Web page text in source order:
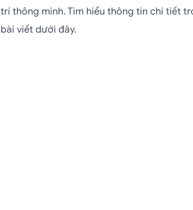
trí thông minh. Tìm hiểu thông tin chi tiết
bài viết dưới đây.